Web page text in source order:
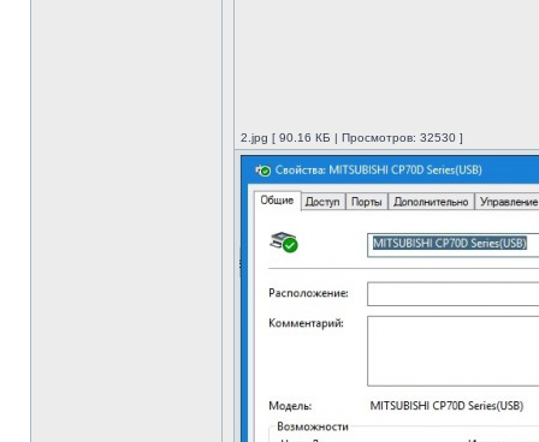
2.jpg [ 90.16 КБ | Просмотров: 32530 ]